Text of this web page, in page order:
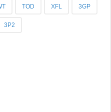
TOD XFL 3GP
3P2